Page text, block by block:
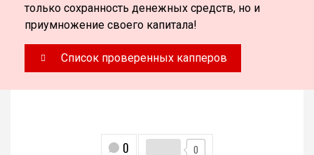
только сохранность денежных средств, но и
приумножение своего капитала!
Список проверенных капперов
0 0